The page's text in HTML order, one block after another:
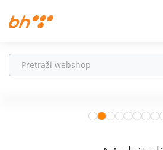
Fiksna
– vaš partner za
zdraviji i aktivniji život.